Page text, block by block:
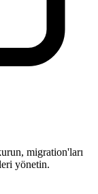
migration'ları
yönetin.